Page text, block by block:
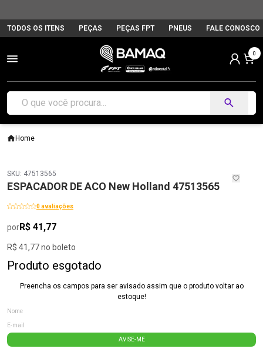
TODOS OS ITENS PEÇAS PEÇAS FPT PNEUS FALE CONOSCO
0
Home
SKU: 47513565
ESPACADOR DE ACO New Holland 47513565
0 avaliações
porR$ 41,77
R$ 41,77 no boleto
Produto esgotado
Preencha os campos para ser avisado assim que o produto voltar ao
estoque!
AVISE-ME